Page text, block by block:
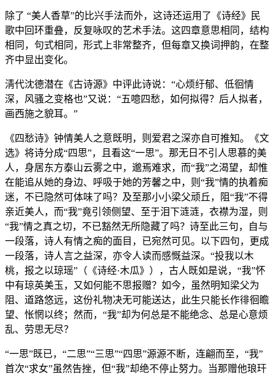
除了 “美人香草”的比兴手法而外，这诗还运用了《诗经》民
歌中回环重叠，反复咏叹的艺术手法。这四章意思相同，结构
相同，句式相同，形式上非常整齐，但每章又换词押韵，在整
齐中显出变化。
淸代沈德潜在《古诗源》中评此诗说：“心烦纡郁、低徊情
深，风骚之变格也”又说：“五噫四愁，如何拟得？后人拟者，
画西施之貌耳。”
《四愁诗》钟情美人之意既明，则爱君之深亦自可推知。《文
选》将诗分成“四思”，且看这“一思”。那无日不引人思慕的美
人，身居东方泰山云雾之中，邈焉难求，而“我”之渴望，却惟
在能追从她的身边、呼吸于她的芳馨之中，则“我”情的执着痴
迷，不已隐然可体味了吗？及至那小小梁父顽丘，阻“我”不得
亲近美人，而“我”竟引领侧望、至于泪下涟涟，衣襟为湿，则
“我”情之真之切，不已豁然无所隐藏了吗？诗至此三句，自与
一段落，诗人有情之痴的面目，已宛然可见。以下四句，更成
一段落，诗人言之益深，亦令人读而感慨益深。“投我以木
桃，报之以琼瑶”（《诗经·木瓜》），古人既如是说，“我”怀
中有琼英美玉，又如何能不思报赠？如今，虽然明知梁父为
阻、道路悠远，这份礼物决无可能送达，此生只能长作徘徊瞻
望、怅惘以终；然而，“我”却为何总是不能绝念、总是心意烦
乱、劳思无尽？
“一思”既已，“二思”“三思”“四思”源源不断，连翩而至，“我”
首次“求女”虽然告挫，但“我”却绝不停止努力。当那赠他琅玕